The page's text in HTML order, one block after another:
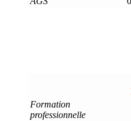
Formation
professionnelle